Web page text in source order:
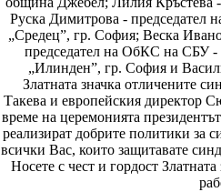
Руска Димитрова -
„Средец”, гр. София; Веска
председател на ОбКС на СБУ -
„Илинден”, гр. София и
Златната значка отличените
Такева и европейския директор
време на церемонията
реализират добрите политики за
всички Вас, които защитавате
Носете с чест и гордост